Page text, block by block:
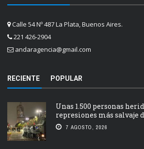
Calle 54 Nº 487 La Plata, Buenos Aires.
221 426-2904
andaragencia@gmail.com
RECIENTE POPULAR
Unas 1.500 personas
represiones más
7 AGOSTO, 2026